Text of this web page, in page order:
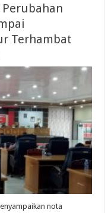
Perubahan
Terhambat
nota